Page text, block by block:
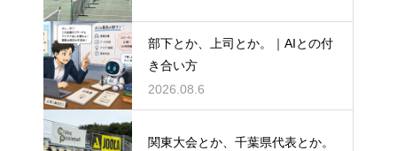
部下とか、上司とか。｜AIとの付
き合い方
2026.08.6
関東大会とか、千葉県代表とか。